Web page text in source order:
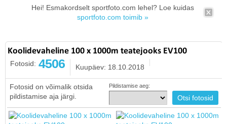
Hei! Esmakordselt sportfoto.com lehel? Loe kuidas
sportfoto.com toimib »
Koolidevaheline 100 x 1000m teatejooks EV100
Fotosid: 4506 Kuupäev: 18.10.2018
Fotosid on võimalik otsida
pildistamise aja järgi.
Pildistamise aeg: